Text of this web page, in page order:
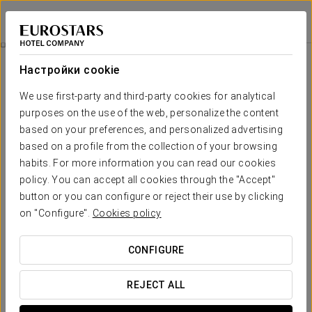
Настройки cookie
We use first-party and third-party cookies for analytical
purposes on the use of the web, personalize the content
based on your preferences, and personalized advertising
based on a profile from the collection of your browsing
habits. For more information you can read our cookies
policy. You can accept all cookies through the "Accept"
button or you can configure or reject their use by clicking
on "Configure". Cookies policy
CONFIGURE
REJECT ALL
Exe Convention Plaza Madrid
МАДРИД
Специальные Предложения
Специальные Предложения
Pомантический опыт
18 €
ПОСМОТРЕТЬ ПРЕДЛОЖЕНИЕ